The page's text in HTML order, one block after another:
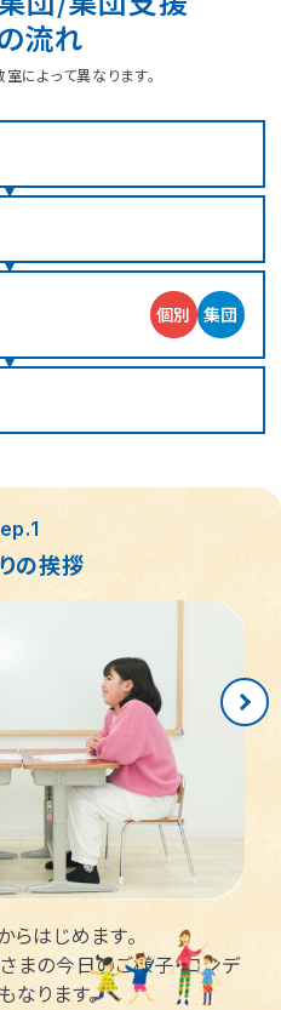
流れ
によって異なります。
個別 集団
の挨拶
らはじめます。
まの今日のご様子・コンデ
なります。